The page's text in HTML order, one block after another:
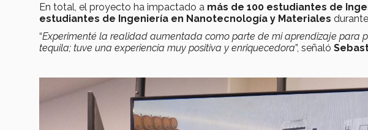
En total, el proyecto ha impactado a más de 100 estudiantes de
estudiantes de Ingeniería en Nanotecnología y Materiales
“Experimenté la realidad aumentada como parte de mi aprendizaje para
tequila; tuve una experiencia muy positiva y enriquecedora”, señaló